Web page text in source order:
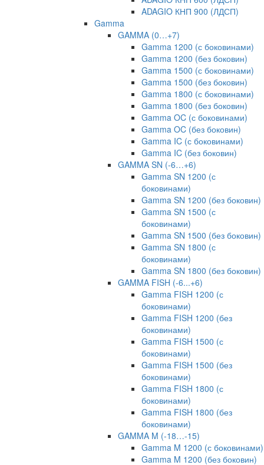
ADAGIO КНП 900 (ЛДСП)
Gamma
GAMMA (0…+7)
Gamma 1200 (с боковинами)
Gamma 1200 (без боковин)
Gamma 1500 (с боковинами)
Gamma 1500 (без боковин)
Gamma 1800 (с боковинами)
Gamma 1800 (без боковин)
Gamma OC (с боковинами)
Gamma OC (без боковин)
Gamma IC (с боковинами)
Gamma IC (без боковин)
GAMMA SN (-6…+6)
Gamma SN 1200 (с
боковинами)
Gamma SN 1200 (без боковин)
Gamma SN 1500 (с
боковинами)
Gamma SN 1500 (без боковин)
Gamma SN 1800 (с
боковинами)
Gamma SN 1800 (без боковин)
GAMMA FISH (-6...+6)
Gamma FISH 1200 (с
боковинами)
Gamma FISH 1200 (без
боковинами)
Gamma FISH 1500 (с
боковинами)
Gamma FISH 1500 (без
боковинами)
Gamma FISH 1800 (с
боковинами)
Gamma FISH 1800 (без
боковинами)
GAMMA M (-18…-15)
Gamma M 1200 (с боковинами)
Gamma M 1200 (без боковин)